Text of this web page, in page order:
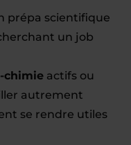
prépa scientifique
un job
chimie actifs ou
autrement
se rendre utiles